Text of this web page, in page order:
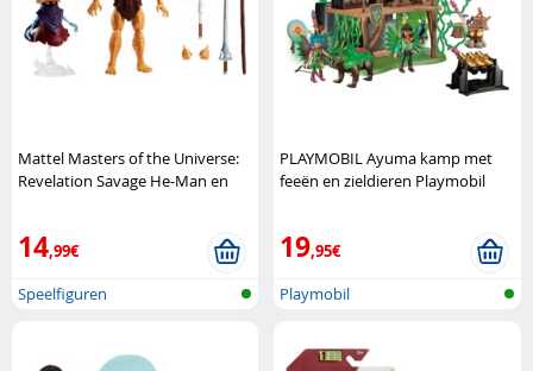
Mattel Masters of the Universe:
Revelation Savage He-Man en
14,99€
Speelfiguren
PLAYMOBIL Ayuma kamp met
feeën en zieldieren Playmobil
19,95€
Playmobil